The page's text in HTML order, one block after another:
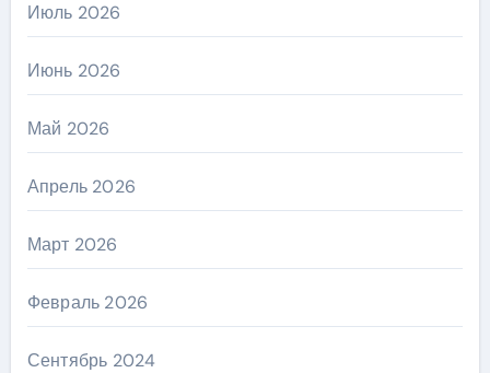
Июль 2026
Июнь 2026
Май 2026
Апрель 2026
Март 2026
Февраль 2026
Сентябрь 2024